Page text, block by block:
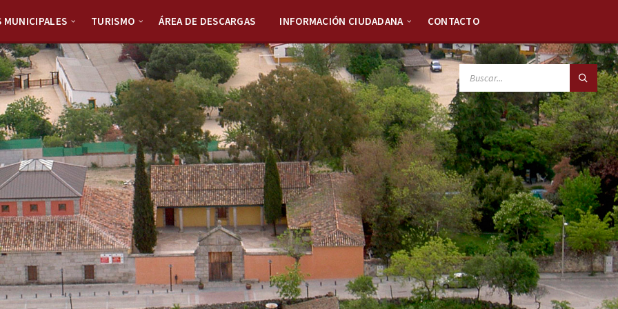
MUNICIPALES TURISMO ÁREA DE DESCARGAS INFORMACIÓN CIUDADANA CONTACTO
SEARCH: